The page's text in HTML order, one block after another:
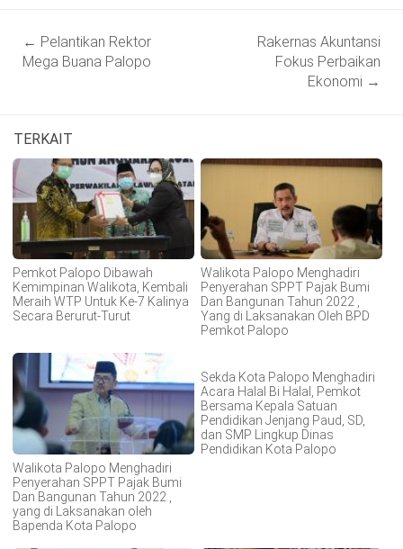
navigation
← Pelantikan Rektor
Mega Buana Palopo
Rakernas Akuntansi
Fokus Perbaikan
Ekonomi →
TERKAIT
Pemkot Palopo Dibawah
Kemimpinan Walikota, Kembali
Meraih WTP Untuk Ke-7 Kalinya
Secara Berurut-Turut
Walikota Palopo Menghadiri
Penyerahan SPPT Pajak Bumi
Dan Bangunan Tahun 2022 ,
Yang di Laksanakan Oleh BPD
Pemkot Palopo
Walikota Palopo Menghadiri
Penyerahan SPPT Pajak Bumi
Dan Bangunan Tahun 2022 ,
yang di Laksanakan oleh
Bapenda Kota Palopo
Sekda Kota Palopo Menghadiri
Acara Halal Bi Halal, Pemkot
Bersama Kepala Satuan
Pendidikan Jenjang Paud, SD,
dan SMP Lingkup Dinas
Pendidikan Kota Palopo